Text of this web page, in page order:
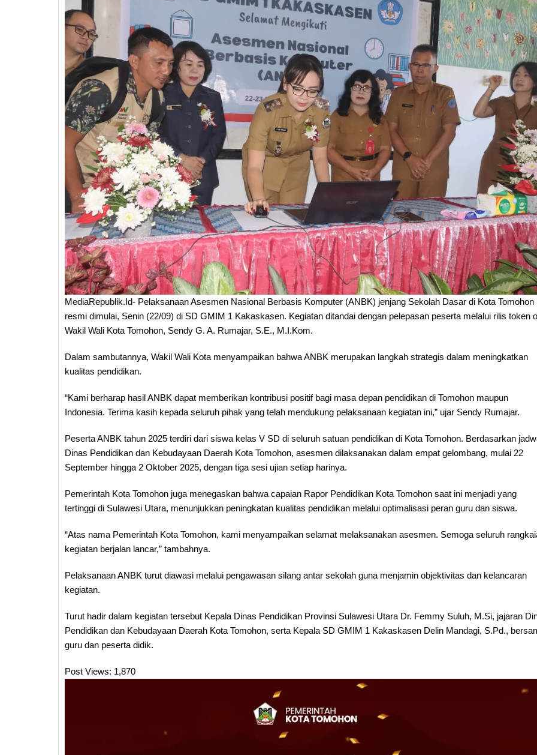
MediaRepublik.Id- Pelaksanaan Asesmen Nasional Berbasis Komputer (ANBK) jenjang Sekolah Dasar di Kota Tomohon
resmi dimulai, Senin (22/09) di SD GMIM 1 Kakaskasen. Kegiatan ditandai dengan pelepasan peserta melalui rilis token
Wakil Wali Kota Tomohon, Sendy G. A. Rumajar, S.E., M.I.Kom.
Dalam sambutannya, Wakil Wali Kota menyampaikan bahwa ANBK merupakan langkah strategis dalam meningkatkan
kualitas pendidikan.
“Kami berharap hasil ANBK dapat memberikan kontribusi positif bagi masa depan pendidikan di Tomohon maupun
Indonesia. Terima kasih kepada seluruh pihak yang telah mendukung pelaksanaan kegiatan ini,” ujar Sendy Rumajar.
Peserta ANBK tahun 2025 terdiri dari siswa kelas V SD di seluruh satuan pendidikan di Kota Tomohon. Berdasarkan
Dinas Pendidikan dan Kebudayaan Daerah Kota Tomohon, asesmen dilaksanakan dalam empat gelombang, mulai 22
September hingga 2 Oktober 2025, dengan tiga sesi ujian setiap harinya.
Pemerintah Kota Tomohon juga menegaskan bahwa capaian Rapor Pendidikan Kota Tomohon saat ini menjadi yang
tertinggi di Sulawesi Utara, menunjukkan peningkatan kualitas pendidikan melalui optimalisasi peran guru dan siswa.
“Atas nama Pemerintah Kota Tomohon, kami menyampaikan selamat melaksanakan asesmen. Semoga seluruh
kegiatan berjalan lancar,” tambahnya.
Pelaksanaan ANBK turut diawasi melalui pengawasan silang antar sekolah guna menjamin objektivitas dan kelancaran
kegiatan.
Turut hadir dalam kegiatan tersebut Kepala Dinas Pendidikan Provinsi Sulawesi Utara Dr. Femmy Suluh, M.Si, jajaran
Pendidikan dan Kebudayaan Daerah Kota Tomohon, serta Kepala SD GMIM 1 Kakaskasen Delin Mandagi, S.Pd.,
guru dan peserta didik.
Post Views: 1,870